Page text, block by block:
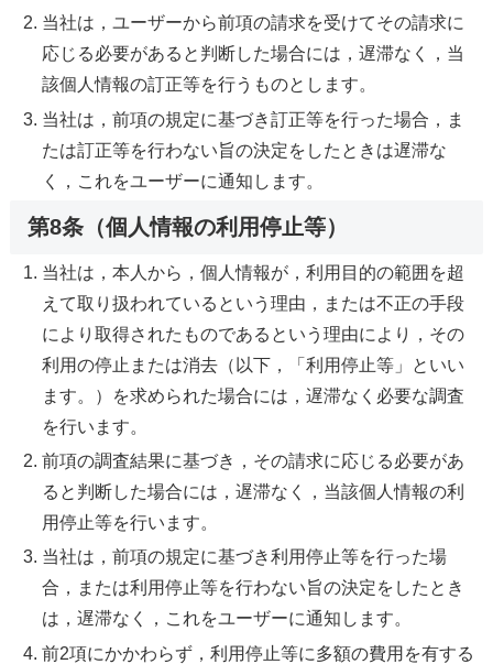
当社は，ユーザーから前項の請求を受けてその請求に
応じる必要があると判断した場合には，遅滞なく，当
該個人情報の訂正等を行うものとします。
当社は，前項の規定に基づき訂正等を行った場合，ま
たは訂正等を行わない旨の決定をしたときは遅滞な
く，これをユーザーに通知します。
第8条（個人情報の利用停止等）
当社は，本人から，個人情報が，利用目的の範囲を超
えて取り扱われているという理由，または不正の手段
により取得されたものであるという理由により，その
利用の停止または消去（以下，「利用停止等」といい
ます。）を求められた場合には，遅滞なく必要な調査
を行います。
前項の調査結果に基づき，その請求に応じる必要があ
ると判断した場合には，遅滞なく，当該個人情報の利
用停止等を行います。
当社は，前項の規定に基づき利用停止等を行った場
合，または利用停止等を行わない旨の決定をしたとき
は，遅滞なく，これをユーザーに通知します。
前2項にかかわらず，利用停止等に多額の費用を有する